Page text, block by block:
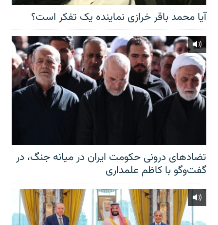
آیا محمد باقر خرازی نماینده یک تفکر است؟
تضادهای درونی حکومت ایران در میانه جنگ، در
گفت‌‌وگو با کاظم علمداری